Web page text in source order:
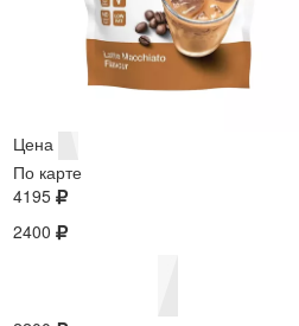
Цена
По карте
4195
2400